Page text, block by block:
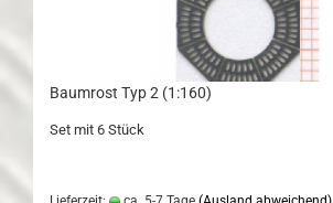
Baumrost Typ 2 (1:160)
Set mit 6 Stück